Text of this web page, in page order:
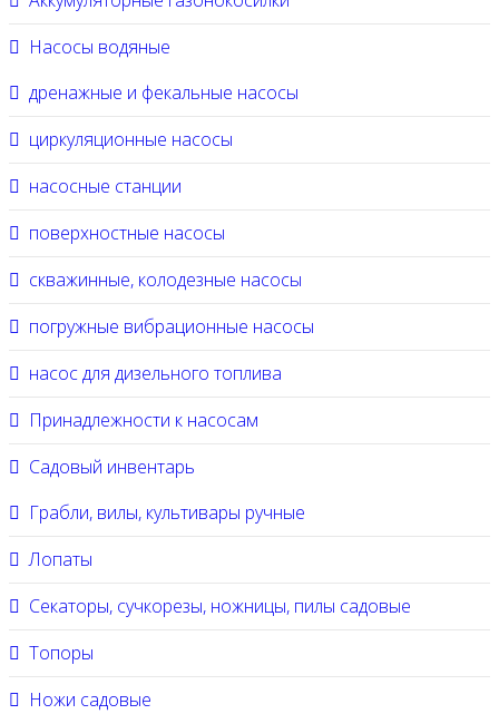
Насосы водяные
дренажные и фекальные насосы
циркуляционные насосы
насосные станции
поверхностные насосы
скважинные, колодезные насосы
погружные вибрационные насосы
насос для дизельного топлива
Принадлежности к насосам
Садовый инвентарь
Грабли, вилы, культивары ручные
Лопаты
Секаторы, сучкорезы, ножницы, пилы садовые
Топоры
Ножи садовые